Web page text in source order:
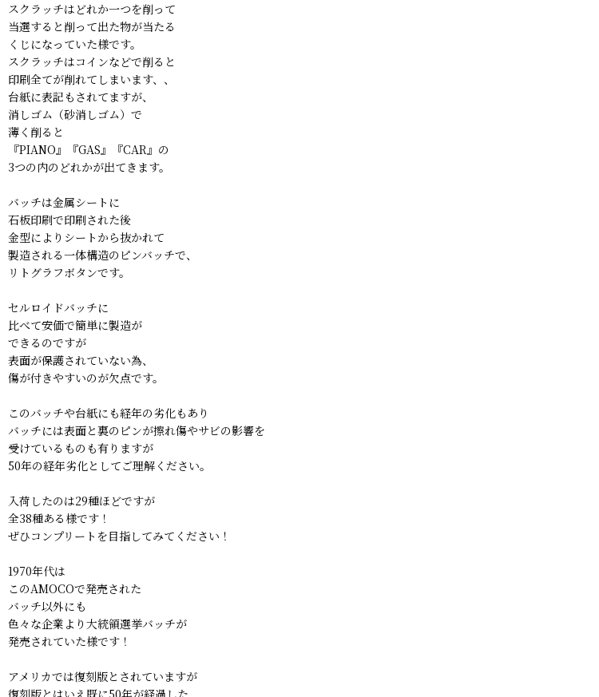
スクラッチはどれか一つを削って
当選すると削って出た物が当たる
くじになっていた様です。
スクラッチはコインなどで削ると
印刷全てが削れてしまいます、、
台紙に表記もされてますが、
消しゴム（砂消しゴム）で
薄く削ると
『PIANO』『GAS』『CAR』の
3つの内のどれかが出てきます。
バッチは金属シートに
石板印刷で印刷された後
金型によりシートから抜かれて
製造される一体構造のピンバッチで、
リトグラフボタンです。
セルロイドバッチに
比べて安価で簡単に製造が
できるのですが
表面が保護されていない為、
傷が付きやすいのが欠点です。
このバッチや台紙にも経年の劣化もあり
バッチには表面と裏のピンが擦れ傷やサビの影響を
受けているものも有りますが
50年の経年劣化としてご理解ください。
入荷したのは29種ほどですが
全38種ある様です！
ぜひコンプリートを目指してみてください！
1970年代は
このAMOCOで発売された
バッチ以外にも
色々な企業より大統領選挙バッチが
発売されていた様です！
アメリカでは復刻版とされていますが